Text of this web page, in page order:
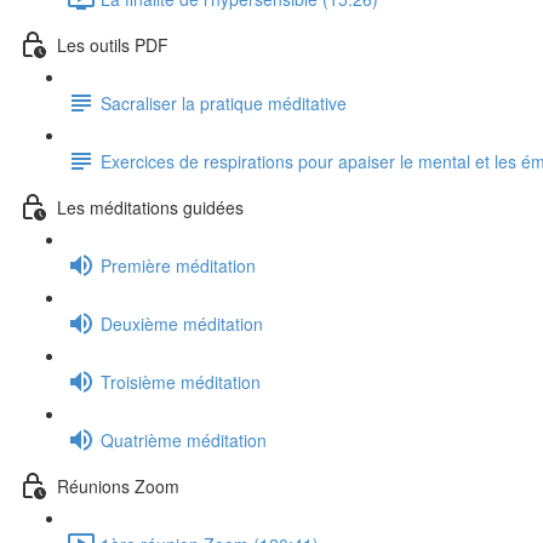
Les outils PDF
Sacraliser la pratique méditative
Exercices de respirations pour apaiser le mental et les
Les méditations guidées
Première méditation
Deuxième méditation
Troisième méditation
Quatrième méditation
Réunions Zoom